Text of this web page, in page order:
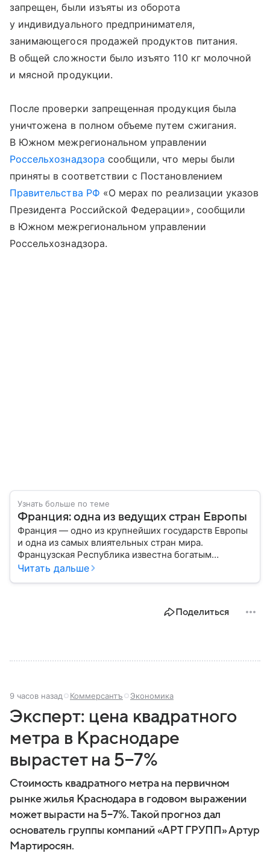
запрещен, были изъяты из оборота
у индивидуального предпринимателя,
занимающегося продажей продуктов питания.
В общей сложности было изъято 110 кг молочной
и мясной продукции.
После проверки запрещенная продукция была
уничтожена в полном объеме путем сжигания.
В Южном межрегиональном управлении
Россельхознадзора сообщили, что меры были
приняты в соответствии с Постановлением
Правительства РФ «О мерах по реализации указов
Президента Российской Федерации», сообщили
в Южном межрегиональном управлении
Россельхознадзора.
Узнать больше по теме
Франция: одна из ведущих стран Европы
Франция — одно из крупнейших государств Европы
и одна из самых влиятельных стран мира.
Французская Республика известна богатым
культурным наследием, развитой экономикой,
Читать дальше
Поделиться
9 часов назад Коммерсантъ Экономика
Эксперт: цена квадратного
метра в Краснодаре
вырастет на 5−7%
Стоимость квадратного метра на первичном
рынке жилья Краснодара в годовом выражении
может вырасти на 5−7%. Такой прогноз дал
основатель группы компаний «АРТ ГРУПП» Артур
Мартиросян.